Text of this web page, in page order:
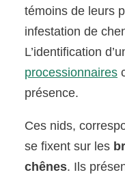
témoins de leurs
infestation de
L’identification
processionnaires
présence.
Ces nids,
se fixent sur les
chênes. Ils